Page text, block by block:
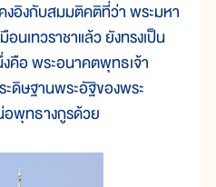
งอิงกับสมมติคติที่ว่า พระมหา
นเทวราชาแล้ว ยังทรงเป็น
คือ พระอนาคตพุทธเจ้า
ดิษฐานพระอัฐิของพระ
อพุทธางกูรด้วย